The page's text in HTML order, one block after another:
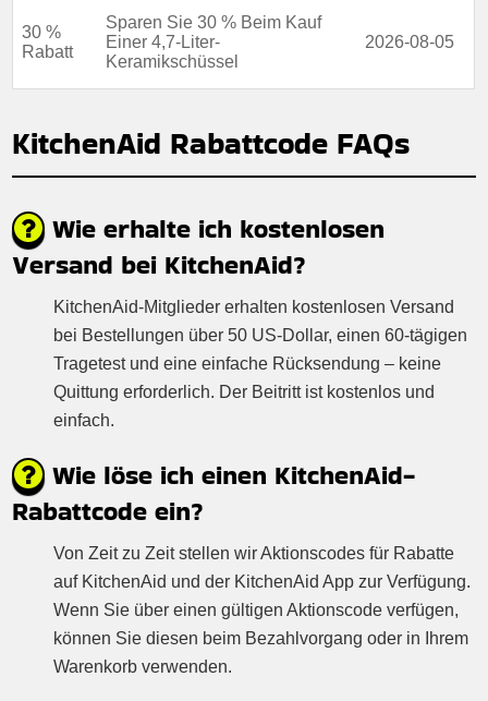
30 %
Rabatt
Sparen Sie 30 % Beim Kauf
Einer 4,7-Liter-
Keramikschüssel
2026-08-05
KitchenAid Rabattcode FAQs
Wie erhalte ich kostenlosen
Versand bei KitchenAid?
KitchenAid-Mitglieder erhalten kostenlosen Versand
bei Bestellungen über 50 US-Dollar, einen 60-tägigen
Tragetest und eine einfache Rücksendung – keine
Quittung erforderlich. Der Beitritt ist kostenlos und
einfach.
Wie löse ich einen KitchenAid-
Rabattcode ein?
Von Zeit zu Zeit stellen wir Aktionscodes für Rabatte
auf KitchenAid und der KitchenAid App zur Verfügung.
Wenn Sie über einen gültigen Aktionscode verfügen,
können Sie diesen beim Bezahlvorgang oder in Ihrem
Warenkorb verwenden.